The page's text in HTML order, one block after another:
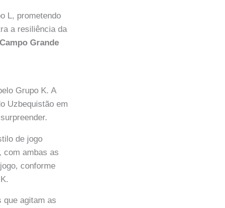
L, prometendo
a resiliência da
Campo Grande
Grupo K. A
Uzbequistão em
de jogo
com ambas as
conforme
que agitam as